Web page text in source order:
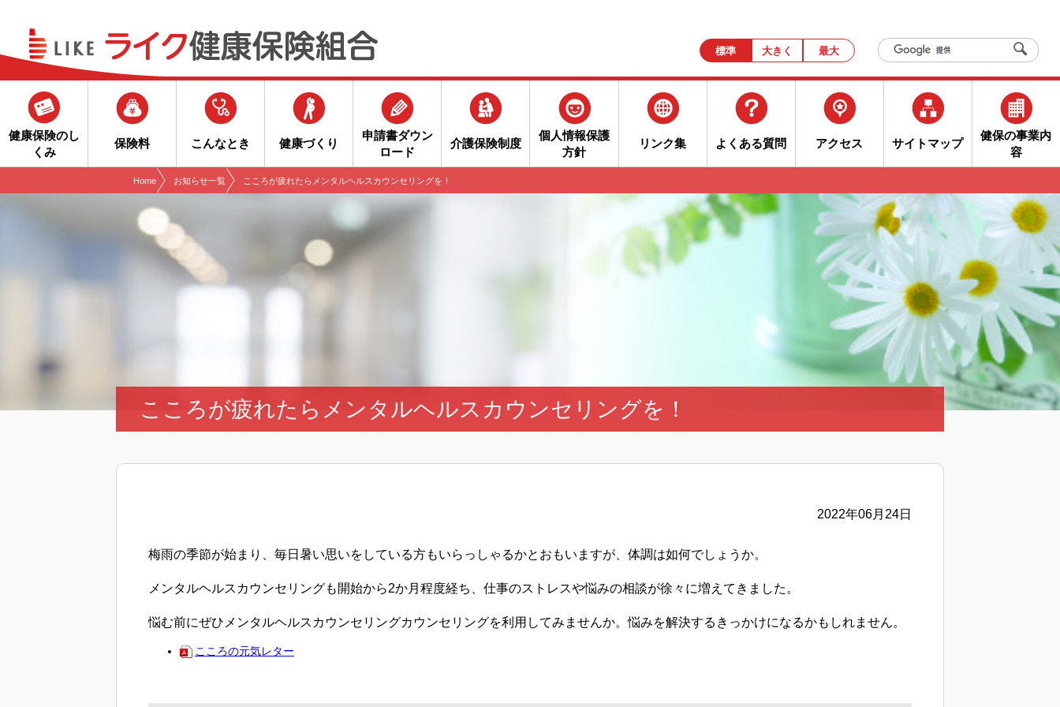
標準 大きく 最大
健康保険のし
くみ
保険料 こんなとき 健康づくり
申請書ダウン
ロード
介護保険制度
個人情報保護
方針
リンク集 よくある質問 アクセス サイトマップ
健保の事業内
容
Home お知らせ一覧 こころが疲れたらメンタルヘルスカウンセリングを！
こころが疲れたらメンタルヘルスカウンセリングを！
2022年06月24日
梅雨の季節が始まり、毎日暑い思いをしている方もいらっしゃるかとおもいますが、体調は如何でしょうか。
メンタルヘルスカウンセリングも開始から2か月程度経ち、仕事のストレスや悩みの相談が徐々に増えてきました。
悩む前にぜひメンタルヘルスカウンセリングカウンセリングを利用してみませんか。悩みを解決するきっかけになるかもしれません。
こころの元気レター